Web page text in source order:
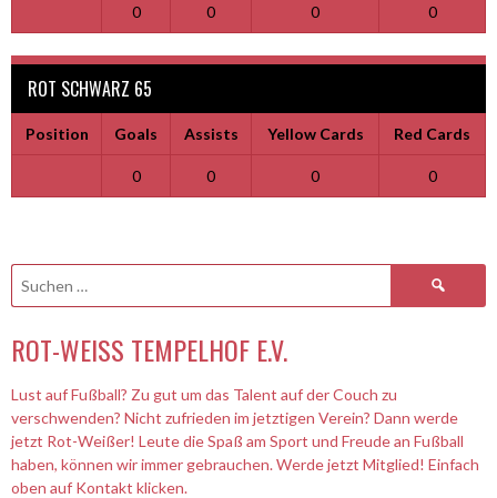
0 0 0 0
ROT SCHWARZ 65
Position Goals Assists Yellow Cards Red Cards
0 0 0 0
Suchen
ROT-WEISS TEMPELHOF E.V.
Lust auf Fußball? Zu gut um das Talent auf der Couch zu
verschwenden? Nicht zufrieden im jetztigen Verein? Dann werde
jetzt Rot-Weißer! Leute die Spaß am Sport und Freude an Fußball
haben, können wir immer gebrauchen. Werde jetzt Mitglied! Einfach
oben auf Kontakt klicken.